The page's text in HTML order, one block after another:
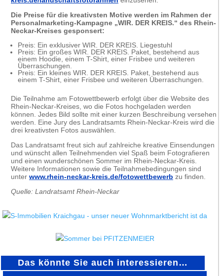
Die Preise für die kreativsten Motive werden im Rahmen der
Personalmarketing-Kampagne „WIR. DER KREIS.“ des Rhein-
Neckar-Kreises gesponsert:
Preis: Ein exklusiver WIR. DER KREIS. Liegestuhl
Preis: Ein großes WIR. DER KREIS. Paket, bestehend aus
einem Hoodie, einem T-Shirt, einer Frisbee und weiteren
Überraschungen.
Preis: Ein kleines WIR. DER KREIS. Paket, bestehend aus
einem T-Shirt, einer Frisbee und weiteren Überraschungen.
Die Teilnahme am Fotowettbewerb erfolgt über die Website des
Rhein-Neckar-Kreises, wo die Fotos hochgeladen werden
können. Jedes Bild sollte mit einer kurzen Beschreibung versehen
werden. Eine Jury des Landratsamts Rhein-Neckar-Kreis wird die
drei kreativsten Fotos auswählen.
Das Landratsamt freut sich auf zahlreiche kreative Einsendungen
und wünscht allen Teilnehmenden viel Spaß beim Fotografieren
und einen wunderschönen Sommer im Rhein-Neckar-Kreis.
Weitere Informationen sowie die Teilnahmebedingungen sind
unter www.rhein-neckar-kreis.de/fotowettbewerb zu finden.
Quelle: Landratsamt Rhein-Neckar
Das könnte Sie auch interessieren…